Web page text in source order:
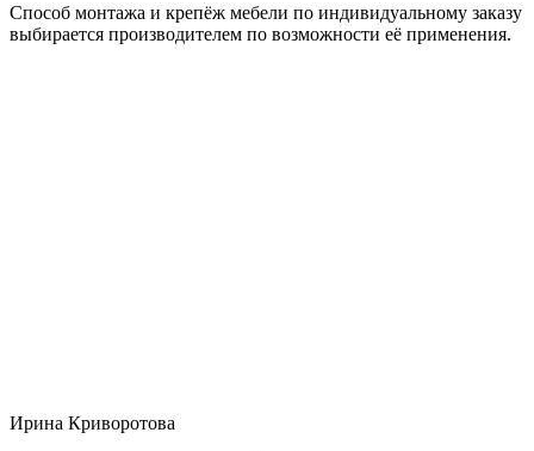
Способ монтажа и крепёж мебели по индивидуальному заказу
выбирается производителем по возможности её применения.
Ирина Криворотова